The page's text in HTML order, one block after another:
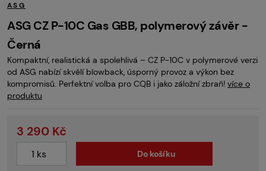
Náhradní díly / upgrade Příslušenství ke zbraním
Výstroj Oblečení / boty Pyrotechnika
ASG
ASG CZ P-10C Gas GBB, polymerový závěr -
Černá
Kompaktní, realistická a spolehlivá – CZ P-10C v polymerové verzi
od ASG nabízí skvělí blowback, úsporný provoz a výkon bez
kompromisů. Perfektní volba pro CQB i jako záložní zbraň! více o
produktu
3 290 Kč
Do košíku